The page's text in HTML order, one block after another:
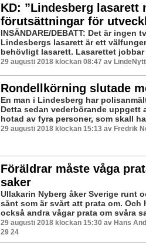
KD: ”Lindesberg lasarett
förutsättningar för
INSÄNDARE/DEBATT: Det är ingen
Lindesbergs lasarett är ett
behövligt lasarett. Lasarettet
29 augusti 2018 klockan 08:47 av
Rondellkörning slutade
En man i Lindesberg har
Detta sedan vederbörande uppgett
hotad av fyra personer, som skall
29 augusti 2018 klockan 15:13 av Fredrik
Föräldrar måste våga
saker
Ullakarin Nyberg åker Sverige runt
sånt som är svårt att prata om. Och
också andra vågar prata om svåra
29 augusti 2018 klockan 15:30 av Hans
29 24